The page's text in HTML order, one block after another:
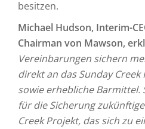
besitzen.
Michael Hudson, Interim-
Chairman von Mawson,
Vereinbarungen sichern
direkt an das Sunday
sowie erhebliche Barmittel.
für die Sicherung
Creek Projekt, das sich zu